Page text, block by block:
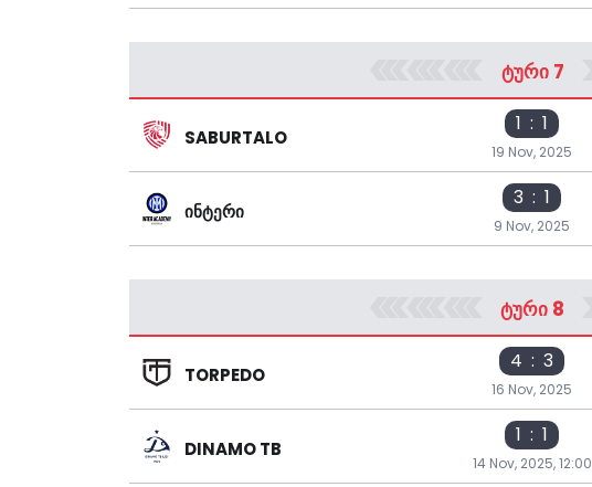
ᲢᲣᲠᲘ 7
SABURTALO
1 : 1
19 Nov, 2025
ᲘᲜᲢᲔᲠᲘ
3 : 1
9 Nov, 2025
ᲢᲣᲠᲘ 8
TORPEDO
4 : 3
16 Nov, 2025
DINAMO TB
1 : 1
14 Nov, 2025, 12:00